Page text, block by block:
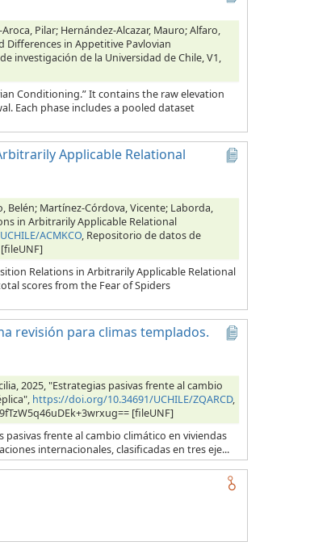
Pilar; Hernández-Alcazar, Mauro; Alfaro,
Differences in Appetitive Pavlovian
investigación de la Universidad de Chile, V1,
Conditioning.” It contains the raw elevation
Each phase includes a pooled dataset
Applicable Relational
Belén; Martínez-Córdova, Vicente; Laborda,
in Arbitrarily Applicable Relational
ACMKCO, Repositorio de datos de
[fileUNF]
Relations in Arbitrarily Applicable Relational
scores from the Fear of Spiders
revisión para climas templados.
2025, "Estrategias pasivas frente al cambio
https://doi.org/10.34691/UCHILE/ZQARCD,
[fileUNF]
frente al cambio climático en viviendas
internacionales, clasificadas en tres eje...